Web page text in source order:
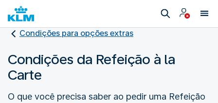
Condições para opções extras
Condições da Refeição à la
Carte
O que você precisa saber ao pedir uma Refeição